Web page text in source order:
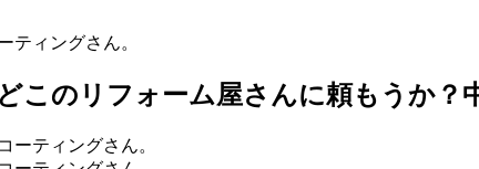
ィングさん。
このリフォーム屋さんに頼もうか？